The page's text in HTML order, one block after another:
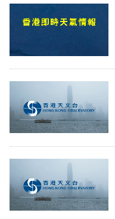
時
欄
訂
閱
區